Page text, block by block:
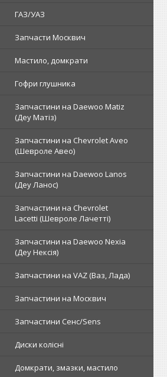
ГАЗ/УАЗ
Запчасти Москвич
Мастило, домкрати
Гофри глушника
Запчастини на Daewoo Matiz
(Деу Матіз)
Запчастини на Chevrolet Aveo
(Шевроле Авео)
Запчастини на Daewoo Lanos
(Деу Ланос)
Запчастини на Chevrolet
Lacetti (Шевроле Лачетті)
Запчастини на Daewoo Nexia
(Деу Нексія)
Запчастини на VAZ (Ваз, Лада)
Запчастини на Москвич
Запчастини Сенс/Sens
Диски колісні
Домкрати, змазки, мастило